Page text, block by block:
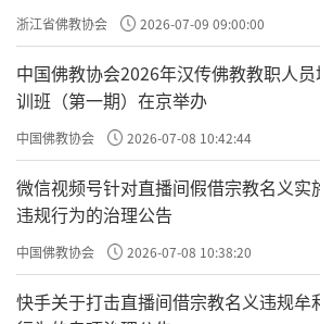
大部分宗教化的教育思维
比如说一定要学佛，一定放生
否则后果不堪设想，等等。这
本没有一样是修行者真正愿意
成佛的人越来越少，虹化的
大自在的人越来越少。像五台
的文殊菩萨、达摩祖师、济公
没有了！这不是因为众生出
的教育出了问题，已经不适合
浙江省佛教协会 2026-07-09 09:00:00
中国佛教协会2026年汉传佛教教职人
训班（第一期）在京举办
中国佛教协会 2026-07-08 10:42:44
微信视频号针对直播间假借宗教名义实
违规行为的治理公告
中国佛教协会 2026-07-08 10:38:20
快手关于打击直播间借宗教名义违规牟